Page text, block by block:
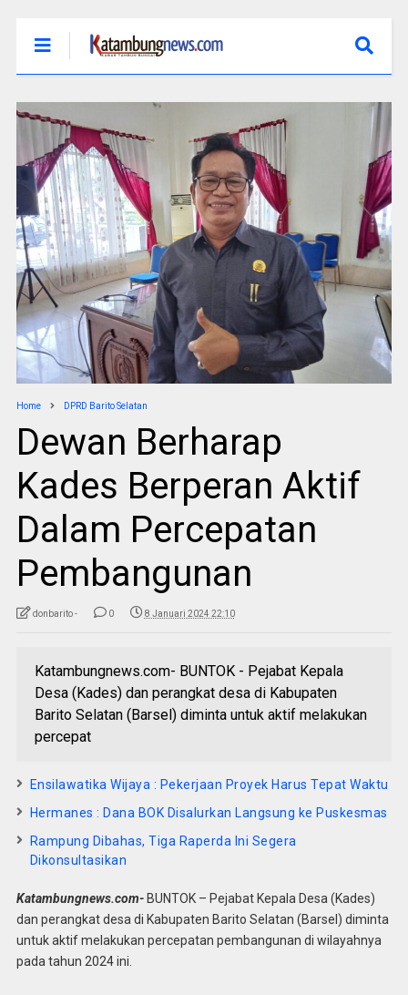
Home DPRD Barito Selatan
Dewan Berharap
Kades Berperan Aktif
Dalam Percepatan
Pembangunan
donbarito - 0 8 Januari 2024 22:10
Katambungnews.com- BUNTOK - Pejabat Kepala
Desa (Kades) dan perangkat desa di Kabupaten
Barito Selatan (Barsel) diminta untuk aktif melakukan
percepat
Ensilawatika Wijaya : Pekerjaan Proyek Harus Tepat Waktu
Hermanes : Dana BOK Disalurkan Langsung ke Puskesmas
Rampung Dibahas, Tiga Raperda Ini Segera
Dikonsultasikan
Katambungnews.com-BUNTOK – Pejabat Kepala Desa (Kades)
dan perangkat desa di Kabupaten Barito Selatan (Barsel) diminta
untuk aktif melakukan percepatan pembangunan di wilayahnya
pada tahun 2024 ini.